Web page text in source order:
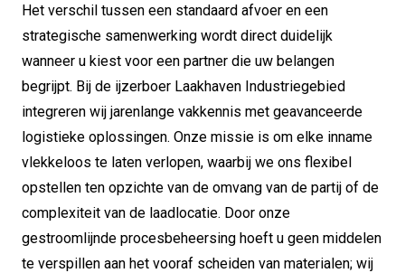
Het verschil tussen een standaard afvoer en een
strategische samenwerking wordt direct duidelijk
wanneer u kiest voor een partner die uw belangen
begrijpt. Bij de ijzerboer Laakhaven Industriegebied
integreren wij jarenlange vakkennis met geavanceerde
logistieke oplossingen. Onze missie is om elke inname
vlekkeloos te laten verlopen, waarbij we ons flexibel
opstellen ten opzichte van de omvang van de partij of de
complexiteit van de laadlocatie. Door onze
gestroomlijnde procesbeheersing hoeft u geen middelen
te verspillen aan het vooraf scheiden van materialen; wij